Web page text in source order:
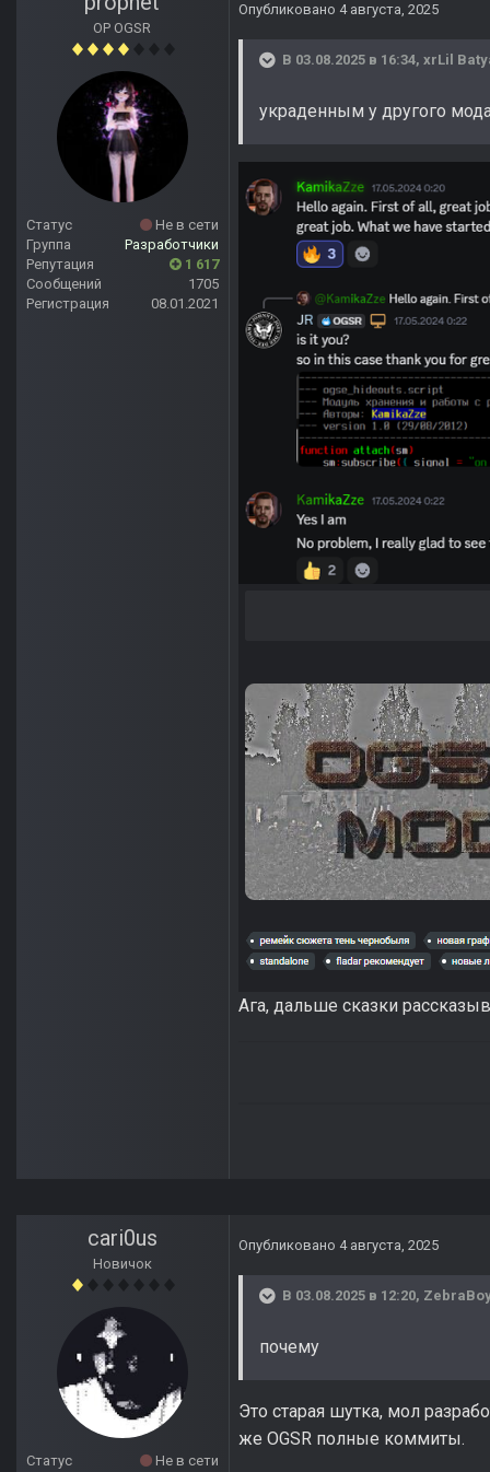
OP OGSR
Статус
Не в сети
Группа
Разработчики
Репутация
1 617
Сообщений
1705
Регистрация
08.01.2021
Опубликовано 4 августа, 2025
В 03.08.2025 в 16:34, xrLil
украденным у другого
Ага, дальше сказки
cari0us
Новичок
Статус
Не в сети
Опубликовано 4 августа, 2025
В 03.08.2025 в 12:20,
почему
Это старая шутка, мол
же OGSR полные коммиты.